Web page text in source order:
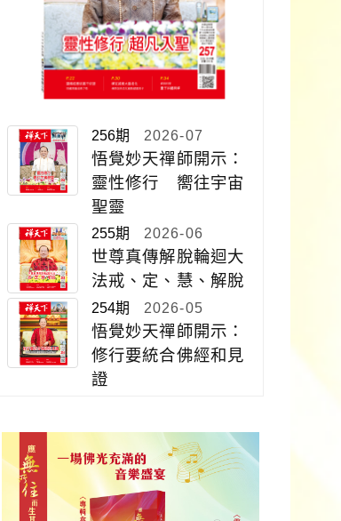
256期 2026-07
悟覺妙天禪師開示：
靈性修行 嚮往宇宙
聖靈
255期 2026-06
世尊真傳解脫輪迴大
法戒、定、慧、解脫
254期 2026-05
悟覺妙天禪師開示：
修行要統合佛經和見
證